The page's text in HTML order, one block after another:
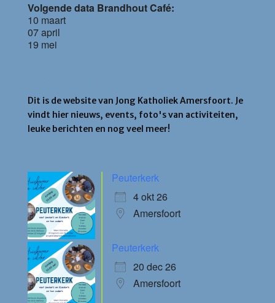
Volgende data Brandhout Café:
10 maart
07 april
19 mei
Dit is de website van Jong Katholiek Amersfoort. Je
vindt hier nieuws, events, foto's van activiteiten,
leuke berichten en nog veel meer!
Peuterkerk
4 okt 26
Amersfoort
Peuterkerk
20 dec 26
Amersfoort